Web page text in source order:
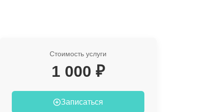
Стоимость услуги
1 000 ₽
Записаться